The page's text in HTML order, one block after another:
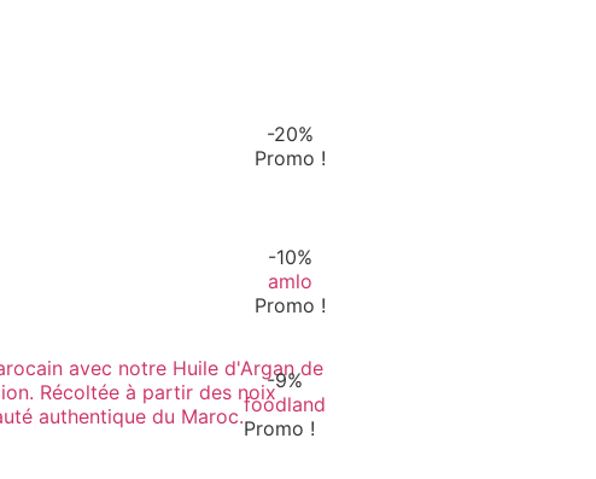
-20%
Promo !
-10%
amlo
Promo !
-9%
foodland
Promo !